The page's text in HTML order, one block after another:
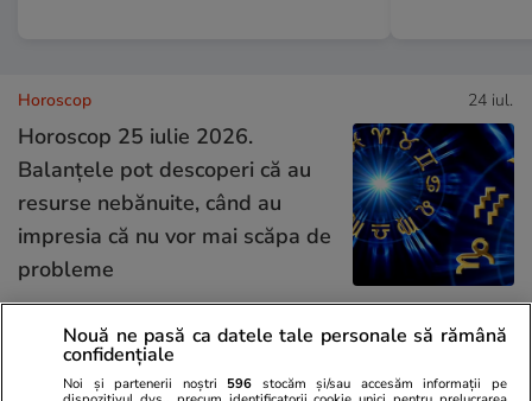
Horoscop 24 iul.
Horoscop 25 iulie 2026.
Balanțele pot descoperi că au
resurse nebănuite, când au
impresia că nu vor mai scăpa de
probleme
Vacanțe și Cultură 24 iul.
Nouă ne pasă ca datele tale personale să rămână
confidențiale
Noi și partenerii noștri 596 stocăm și/sau accesăm informații pe